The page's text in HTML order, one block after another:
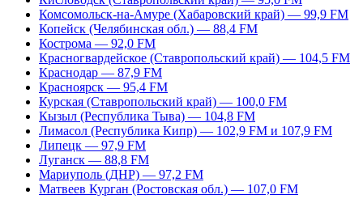
Комсомольск-на-Амуре (Хабаровский край) — 99,9 FM
Копейск (Челябинская обл.) — 88,4 FM
Кострома — 92,0 FM
Красногвардейское (Ставропольский край) — 104,5 FM
Краснодар — 87,9 FM
Красноярск — 95,4 FM
Курская (Ставропольский край) — 100,0 FM
Кызыл (Республика Тыва) — 104,8 FM
Лимасол (Республика Кипр) — 102,9 FM и 107,9 FM
Липецк — 97,9 FM
Луганск — 88,8 FM
Мариуполь (ДНР) — 97,2 FM
Матвеев Курган (Ростовская обл.) — 107,0 FM